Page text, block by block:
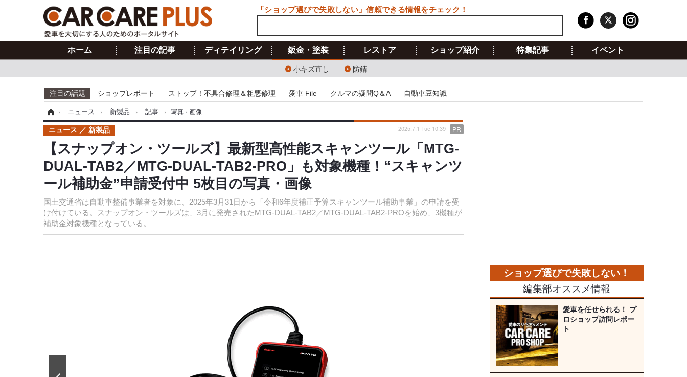
ホーム 注目の記事 ディテイリング 鈑金・塗装
小キズ直し 防錆
レストア ショップ紹介 特集記事 イベント
注目の話題 ショップレポート ストップ！不具合修理＆粗悪修理 愛車 File クルマの疑問Q＆A 自動車豆知識
› ニュース › 新製品 › 記事 › 写真・画像
【スナップオン・ツールズ】最新型高性能スキャンツール「MTG-
DUAL-TAB2／MTG-DUAL-TAB2-PRO」も対象機種！“スキャンツ
ール補助金”申請受付中 5枚目の写真・画像
国土交通省は自動車整備事業者を対象に、2025年3月31日から「令和6年度補正予算スキャンツール補助事業」の申請を受
け付けている。スナップオン・ツールズは、3月に発売されたMTG-DUAL-TAB2／MTG-DUAL-TAB2-PROを始め、3機種が
補助金対象機種となっている。
ニュース 新製品 2025.7.1 Tue 10:39 PR
編集部オススメ情報
愛車を任せられる！ プ
ロショップ訪問レポー
ト
「ショップ選びで失敗しない」信頼できる情報をチェック！